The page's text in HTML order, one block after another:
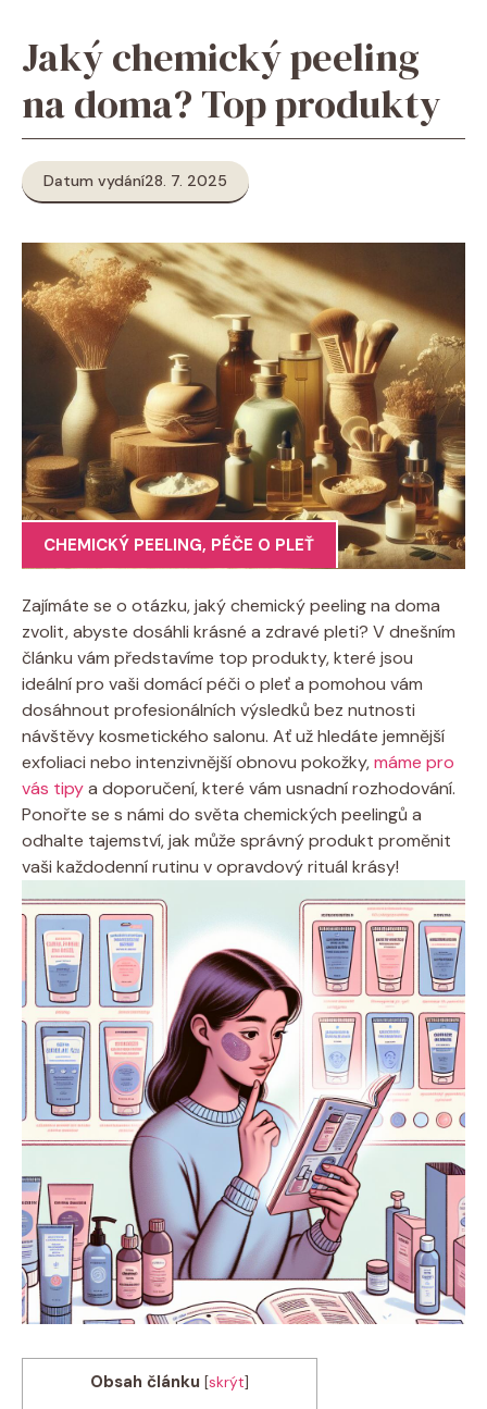
Jaký chemický peeling
na doma? Top produkty
Datum vydání28. 7. 2025
CHEMICKÝ PEELING, PÉČE O PLEŤ
Zajímáte ⁢se o otázku, ⁤jaký⁢ chemický⁢ peeling na doma
zvolit,‍ abyste dosáhli krásné​ a‍ zdravé pleti? V dnešním
článku‍ vám představíme top⁤ produkty, které ​jsou
ideální pro vaši‍ domácí péči o pleť a​ pomohou vám
dosáhnout profesionálních‌ výsledků bez⁢ nutnosti​
návštěvy kosmetického salonu. Ať už ‌hledáte jemnější
exfoliaci nebo intenzivnější ⁣obnovu pokožky,‌máme pro
vás tipya ‌doporučení, ​které⁢ vám usnadní rozhodování.
Ponořte se s námi​ do‌ světa chemických‍ peelingů ⁣a⁣
odhalte tajemství, jak ⁣může správný ⁣produkt proměnit
vaši každodenní rutinu v opravdový rituál krásy!
Obsah článku [skrýt]